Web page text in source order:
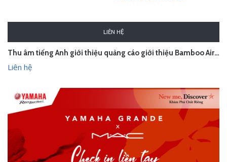
LIÊN HỆ
Thu âm tiếng Anh giới thiệu quảng cáo giới thiệu Bamboo Airways
Liên hệ